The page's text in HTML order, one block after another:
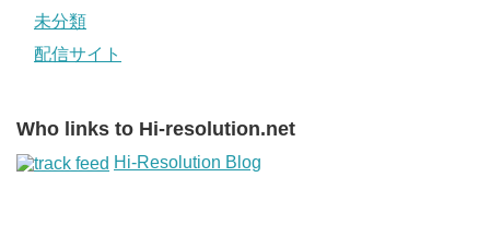
未分類
配信サイト
Who links to Hi-resolution.net
Hi-Resolution Blog